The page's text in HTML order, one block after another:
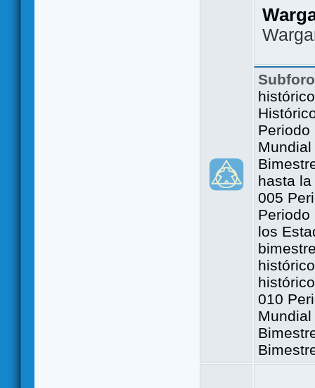
Periodo
hasta
005
Periodo
los
010